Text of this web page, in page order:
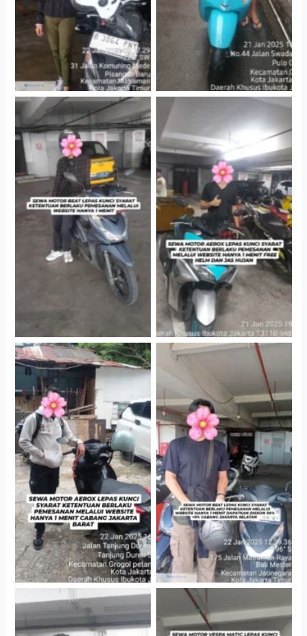
Cityplaza Jatinegara
Gedung Parkir P6A
Cityplaza Jatinegara
Gedung Parkir P6A
Cabang Jakarta Barat
Cityplaza Jatinegara
Gedung Parkir P6A